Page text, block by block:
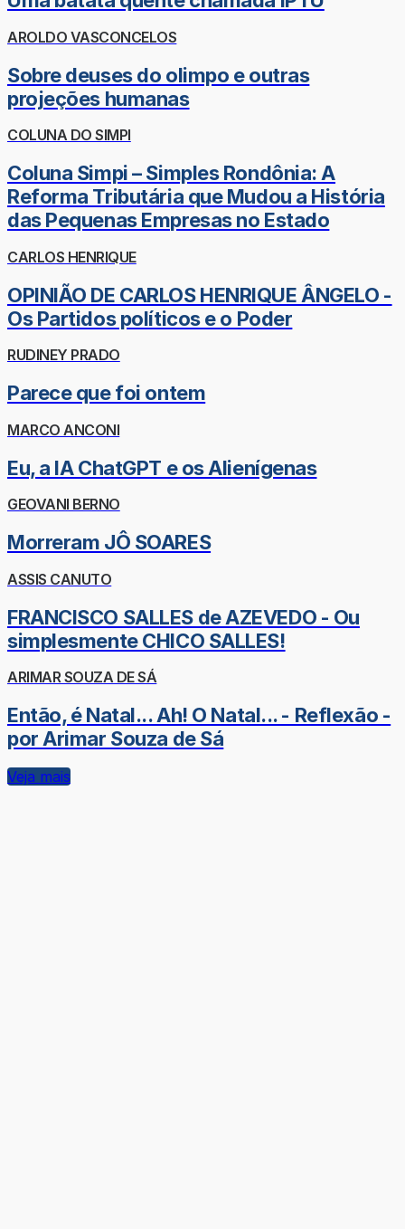
AROLDO VASCONCELOS
Sobre deuses do olimpo e outras
projeções humanas
COLUNA DO SIMPI
Coluna Simpi – Simples Rondônia: A
Reforma Tributária que Mudou a História
das Pequenas Empresas no Estado
CARLOS HENRIQUE
OPINIÃO DE CARLOS HENRIQUE ÂNGELO -
Os Partidos políticos e o Poder
RUDINEY PRADO
Parece que foi ontem
MARCO ANCONI
Eu, a IA ChatGPT e os Alienígenas
GEOVANI BERNO
Morreram JÔ SOARES
ASSIS CANUTO
FRANCISCO SALLES de AZEVEDO - Ou
simplesmente CHICO SALLES!
ARIMAR SOUZA DE SÁ
Então, é Natal... Ah! O Natal... - Reflexão -
por Arimar Souza de Sá
Veja mais